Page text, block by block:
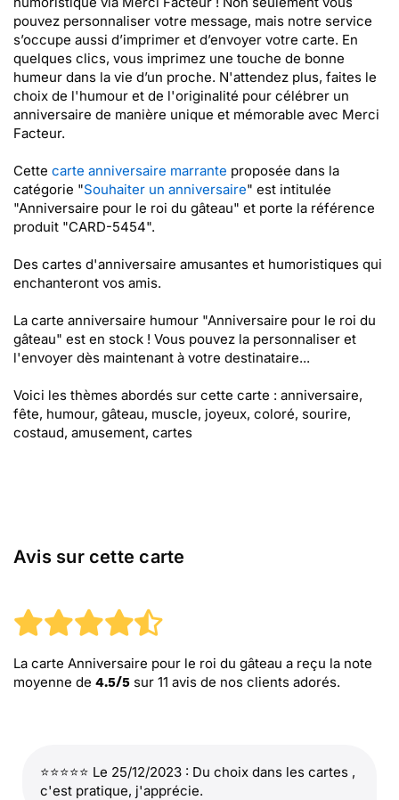
pouvez personnaliser votre message, mais notre service
s’occupe aussi d’imprimer et d’envoyer votre carte. En
quelques clics, vous imprimez une touche de bonne
humeur dans la vie d’un proche. N'attendez plus, faites le
choix de l'humour et de l'originalité pour célébrer un
anniversaire de manière unique et mémorable avec Merci
Facteur.
Cette carte anniversaire marrante proposée dans la
catégorie "Souhaiter un anniversaire" est intitulée
"Anniversaire pour le roi du gâteau" et porte la référence
produit "CARD-5454".
Des cartes d'anniversaire amusantes et humoristiques qui
enchanteront vos amis.
La carte anniversaire humour "Anniversaire pour le roi du
gâteau" est en stock ! Vous pouvez la personnaliser et
l'envoyer dès maintenant à votre destinataire...
Voici les thèmes abordés sur cette carte : anniversaire,
fête, humour, gâteau, muscle, joyeux, coloré, sourire,
costaud, amusement, cartes
Avis sur cette carte
La carte Anniversaire pour le roi du gâteau a reçu la note
moyenne de 4.5/5 sur 11 avis de nos clients adorés.
⭐⭐⭐⭐⭐ Le 25/12/2023 : Du choix dans les cartes ,
c'est pratique, j'apprécie.